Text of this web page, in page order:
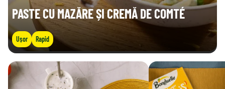
PASTE CU MAZĂRE ȘI CREMĂ DE COMTÉ
Ușor Rapid